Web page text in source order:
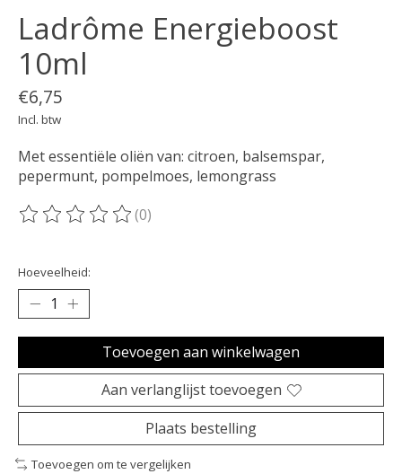
Ladrôme Energieboost
10ml
€6,75
Incl. btw
Met essentiële oliën van: citroen, balsemspar,
pepermunt, pompelmoes, lemongrass
De beoordeling van dit product is
(0)
Hoeveelheid:
Toevoegen aan winkelwagen
Aan verlanglijst toevoegen
Plaats bestelling
Toevoegen om te vergelijken